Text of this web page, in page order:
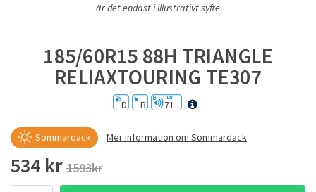
är det endast i illustrativt syfte
185/60R15 88H TRIANGLE
RELIAXTOURING TE307
D B 71
Sommardäck Mer information om Sommardäck
534 kr 1593kr